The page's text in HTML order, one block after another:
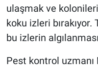
ulaşmak ve
koku izleri bırakıyor.
bu izlerin
Pest kontrol uzmanı